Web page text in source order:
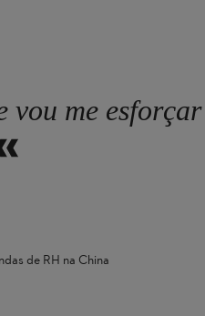
me
de RH na China